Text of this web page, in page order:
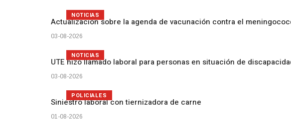
Actualización sobre la agenda de vacunación contra el
03-08-2026
NOTICIAS
UTE hizo llamado laboral para personas en situación de
03-08-2026
NOTICIAS
Siniestro laboral con tiernizadora de carne
01-08-2026
POLICIALES